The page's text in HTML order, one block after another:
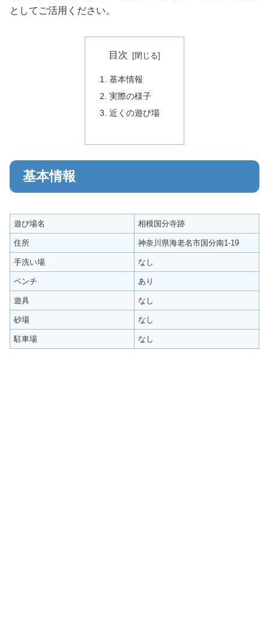
としてご活用ください。
目次
基本情報
実際の様子
近くの遊び場
基本情報
遊び場名 相模国分寺跡
住所 神奈川県海老名市国分南1-19
手洗い場 なし
ベンチ あり
遊具 なし
砂場 なし
駐車場 なし